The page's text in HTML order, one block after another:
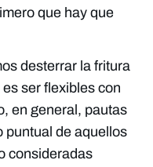
que hay que
desterrar la fritura
ser flexibles con
en general, pautas
puntual de aquellos
consideradas